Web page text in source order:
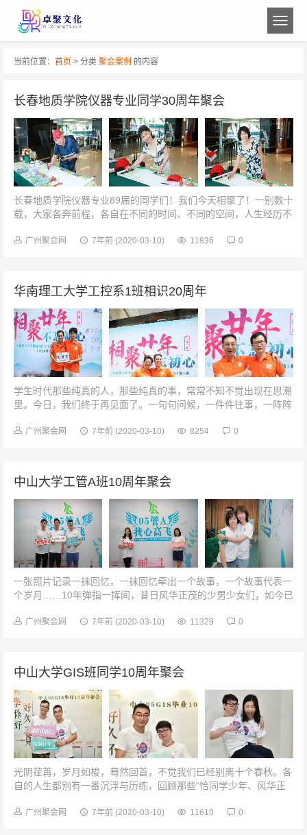
当前位置： 首页 > 分类 聚会案例 的内容
长春地质学院仪器专业同学30周年聚会
长春地质学院仪器专业89届的同学们！我们今天相聚了！一别数十
载，大家各奔前程，各自在不同的时间、不同的空间，人生经历不
个人的脸上。老同学团...
广州聚会网 7年前 (2020-03-10) 11836 0
华南理工大学工控系1班相识20周年
学生时代那些纯真的人，那些纯真的事，常常不知不觉出现在思潮
里。今日，我们终于再见面了。一句句问候，一件件往事，一阵阵
→←兄弟抱一个121再上一堂...
广州聚会网 7年前 (2020-03-10) 8254 0
中山大学工管A班10周年聚会
一张照片记录一抹回忆，一抹回忆牵出一个故事，一个故事代表一
个岁月……10年弹指一挥间，昔日风华正茂的少男少女们，如今已
级工管A班毕业10周...
广州聚会网 7年前 (2020-03-10) 11329 0
中山大学GIS班同学10周年聚会
光阴荏苒，岁月如梭，蓦然回首，不觉我们已经别离十个春秋。各
自的人生都别有一番沉浮与历练，回顾那些“恰同学少年、风华正
成一笑,却也止不住一种年...
广州聚会网 7年前 (2020-03-10) 11610 0